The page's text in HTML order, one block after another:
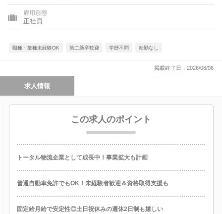
雇用形態
正社員
職種・業種未経験OK 第二新卒歓迎 学歴不問 転勤なし
掲載終了日：2026/08/06
求人情報
この求人のポイント
トータル物流企業として成長中！事業拡大も計画
普通自動車免許でもOK！未経験者歓迎＆資格取得支援も
固定給月給で安定性◎土日祝休みの週休2日制も嬉しい